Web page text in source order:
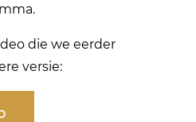
die we eerder
versie: